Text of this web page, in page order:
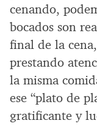
cenando,
bocados son
final de la
prestando
la misma
ese “plato de
gratificante y